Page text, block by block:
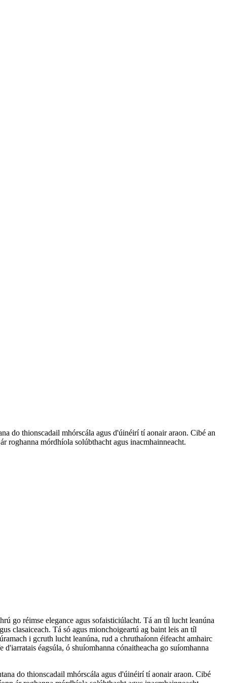
do thionscadail mhórscála agus d'úinéirí tí aonair araon. Cibé an
roghanna mórdhíola solúbthacht agus inacmhainneacht.
go réimse elegance agus sofaisticiúlacht. Tá an tíl lucht leanúna
clasaiceach. Tá só agus mionchoigeartú ag baint leis an tíl
i gcruth lucht leanúna, rud a chruthaíonn éifeacht amhairc
éagsúla, ó shuíomhanna cónaitheacha go suíomhanna
do thionscadail mhórscála agus d'úinéirí tí aonair araon. Cibé